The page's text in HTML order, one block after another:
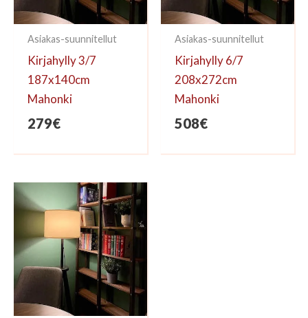
Asiakas-suunnitellut
Kirjahylly 3/7
187x140cm
Mahonki
279€
Asiakas-suunnitellut
Kirjahylly 6/7
208x272cm
Mahonki
508€